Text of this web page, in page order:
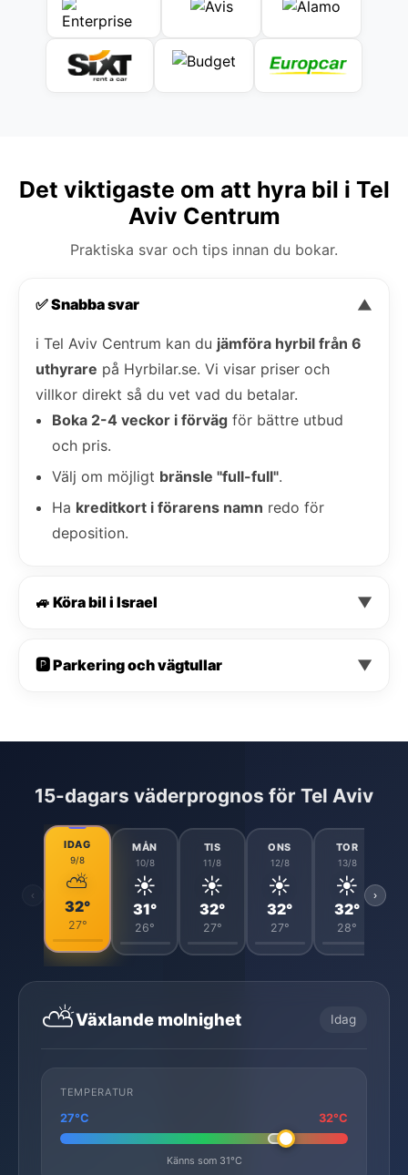
Det viktigaste om att hyra bil i Tel
Aviv Centrum
Praktiska svar och tips innan du bokar.
✅ Snabba svar ▼
i Tel Aviv Centrum kan du jämföra hyrbil från 6
uthyrare på Hyrbilar.se. Vi visar priser och
villkor direkt så du vet vad du betalar.
Boka 2-4 veckor i förväg för bättre utbud
och pris.
Välj om möjligt bränsle "full-full".
Ha kreditkort i förarens namn redo för
deposition.
🚙 Köra bil i Israel ▼
🅿️ Parkering och vägtullar ▼
15-dagars väderprognos för Tel Aviv
‹
IDAG
9/8
⛅
32°
27°
MÅN
10/8
☀️
31°
26°
TIS
11/8
☀️
32°
27°
ONS
12/8
☀️
32°
27°
TOR
13/8
☀️
32°
28°
›
⛅Växlande molnighet Idag
TEMPERATUR
27°C 32°C
Känns som 31°C